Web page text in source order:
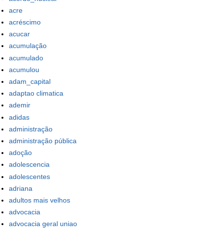
acre
acréscimo
acucar
acumulação
acumulado
acumulou
adam_capital
adaptao climatica
ademir
adidas
administração
administração pública
adoção
adolescencia
adolescentes
adriana
adultos mais velhos
advocacia
advocacia geral uniao